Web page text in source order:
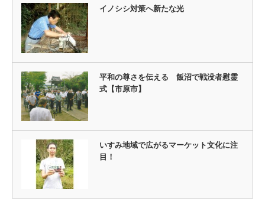
イノシシ対策へ新たな光
平和の尊さを伝える 飯沼で戦没者慰霊
式【市原市】
いすみ地域で広がるマーケット文化に注
目！